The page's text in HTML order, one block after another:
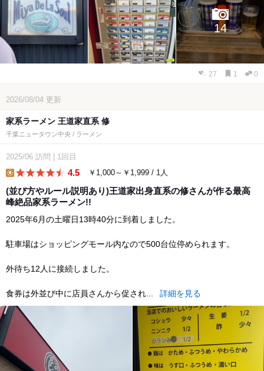
14
27 1 0
2026/08/04 更新
家系ラーメン 王道家直系 修
千葉ニュータウン中央 / ラーメン
2025/06 訪問 1回目
4.5 ￥1,000～￥1,999 / 1人
(並び方やルール説明あり)王道家出身直系の修さんが作る最高
峰絶品家系ラーメン!!
2025年6月の土曜日13時40分に到着しました。
駐車場はショッピングモール内なので500台位停められます。
外待ち12人に接続しました。
食券は外並び中に店員さんから促され... 詳細を見る